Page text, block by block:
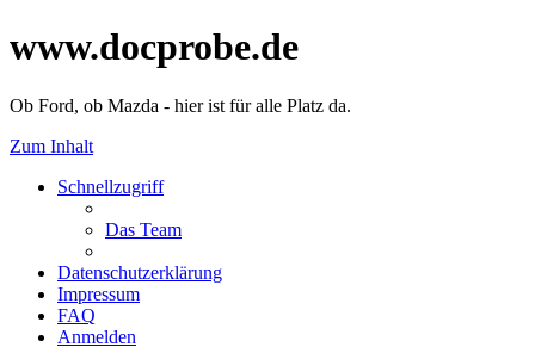
www.docprobe.de
Ob Ford, ob Mazda - hier ist für alle Platz da.
Zum Inhalt
Schnellzugriff
Das Team
Datenschutzerklärung
Impressum
FAQ
Anmelden